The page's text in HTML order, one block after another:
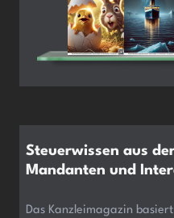
Steuerwissen aus
Mandanten und
Das Kanzleimagazin